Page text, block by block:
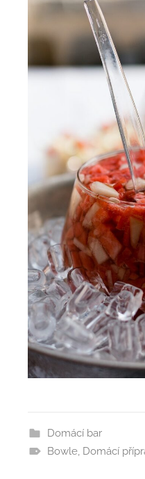
Domácí bar
Bowle, Domácí